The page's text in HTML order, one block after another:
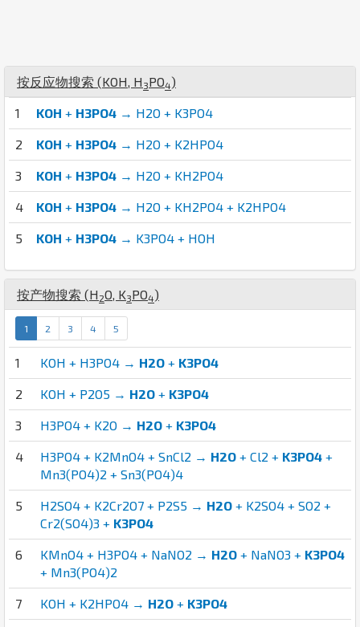
按反应物搜索 (KOH, H 3PO4)
1 KOH + H3PO4 → H2O + K3PO4
2 KOH + H3PO4 → H2O + K2HPO4
3 KOH + H3PO4 → H2O + KH2PO4
4 KOH + H3PO4 → H2O + KH2PO4 + K2HPO4
5 KOH + H3PO4 → K3PO4 + HOH
按产物搜索 (H 2O, K3PO4)
1 2 3 4 5
1 KOH + H3PO4 → H2O + K3PO4
2 KOH + P2O5 → H2O + K3PO4
3 H3PO4 + K2O → H2O + K3PO4
4 H3PO4 + K2MnO4 + SnCl2 → H2O + Cl2 + K3PO4 +
Mn3(PO4)2 + Sn3(PO4)4
5 H2SO4 + K2Cr2O7 + P2S5 → H2O + K2SO4 + SO2 +
Cr2(SO4)3 + K3PO4
6 KMnO4 + H3PO4 + NaNO2 → H2O + NaNO3 + K3PO4
+ Mn3(PO4)2
7 KOH + K2HPO4 → H2O + K3PO4